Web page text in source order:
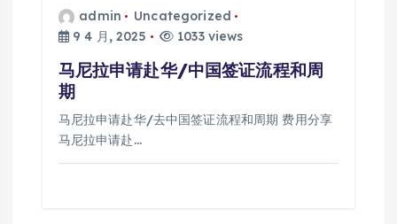
admin
Uncategorized
9 4 月, 2025
1033 views
马尼拉申请赴华/中国签证流程和周
期
马尼拉申请赴华/去中国签证流程和周期 费用分享
马尼拉申请赴…